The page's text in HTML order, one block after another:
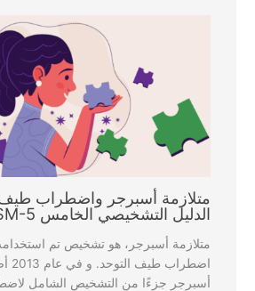
متلازمة أسبرجر واضطراب
الدليل التشخيصي الخامس DSM-5
متلازمة أسبرجر، هو تشخيص تم
أسبرجر جزءًا من التشخيص الشامل